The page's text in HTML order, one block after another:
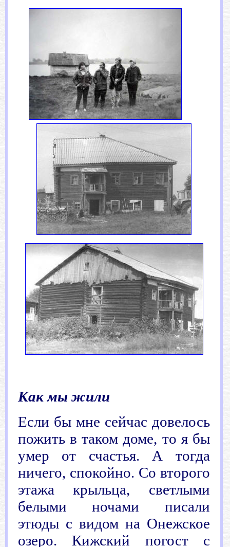
Какмы жили
Если бы мне сейчас довелось
пожить в таком доме, то я бы
умер от счастья. А тогда
ничего, спокойно. Со второго
этажа крыльца, светлыми
белыми ночами писали
этюды с видом на Онежское
озеро. Кижский погост с